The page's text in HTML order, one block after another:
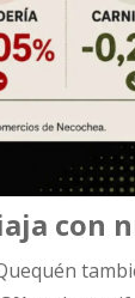
con